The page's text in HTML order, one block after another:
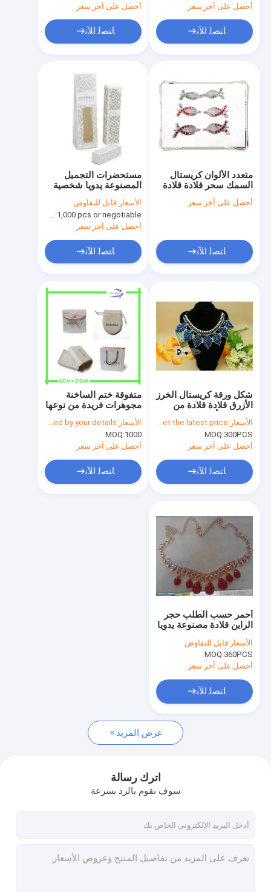
منتجات
معلومات عنا
جولة في المعمل
اتصل بنا
أخبار
حالات
أحزمة قماش للنساء
أزرار الملابس المخصصة
الملابس الحافز
الرباط تريم النسيج
الديكور الرباط تريم
منسوجة مطاطا شريط التنجيد
أحصل على آخر سعر
ﺎﺘﺼﻟ ﺍﻶﻧ
أحصل على آخر سعر
ﺎﺘﺼﻟ ﺍﻶﻧ
مستحضرات التجميل
المصنوعة يدويا شخصية
بطاقة مربع طباعة
أوفست للاسواق
الأسعار:قابل للتفاوض
1,000 pcs or negotiable
أحصل على آخر سعر
ﺎﺘﺼﻟ ﺍﻶﻧ
متعدد الألوان كريستال
السمك سحر قلادة قلادة
مصنوعة يدويا صنع
المجوهرات
أحصل على آخر سعر
ﺎﺘﺼﻟ ﺍﻶﻧ
متفوقة ختم الساخنة
مجوهرات فريدة من نوعها
علب الهدايا لالقلائد
الأسعار:decided by your details
MOQ:1000
أحصل على آخر سعر
ﺎﺘﺼﻟ ﺍﻶﻧ
شكل ورقة كريستال الخرز
الأزرق قلادة قلادة من
الخرز مع أحجار الراين
الأسعار:Please send an enquiry to get the latest price
MOQ:300PCS
أحصل على آخر سعر
ﺎﺘﺼﻟ ﺍﻶﻧ
أحمر حسب الطلب حجر
الراين قلادة مصنوعة يدويا
البحر مقاطع
الأسعار:قابل للتفاوض
MOQ:360PCS
أحصل على آخر سعر
ﺎﺘﺼﻟ ﺍﻶﻧ
عرض المزيد
اترك رسالة
سوف نقوم بالرد بسرعة